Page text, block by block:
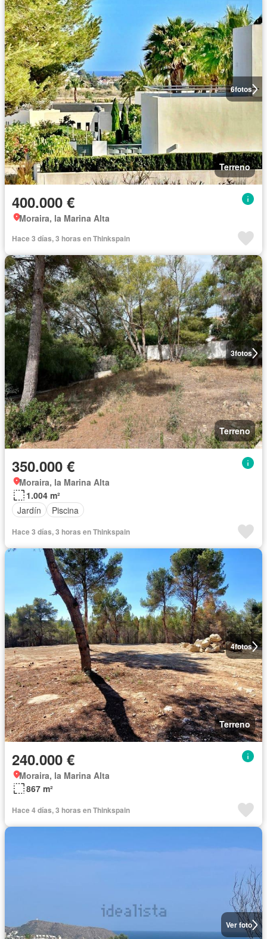
6fotos
Terreno
400.000 €
Moraira, la Marina Alta
Hace 3 días, 3 horas en Thinkspain
3fotos
Terreno
350.000 €
Moraira, la Marina Alta
1.004 m²
Jardín
Piscina
Hace 3 días, 3 horas en Thinkspain
4fotos
Terreno
240.000 €
Moraira, la Marina Alta
867 m²
Hace 4 días, 3 horas en Thinkspain
Ver foto